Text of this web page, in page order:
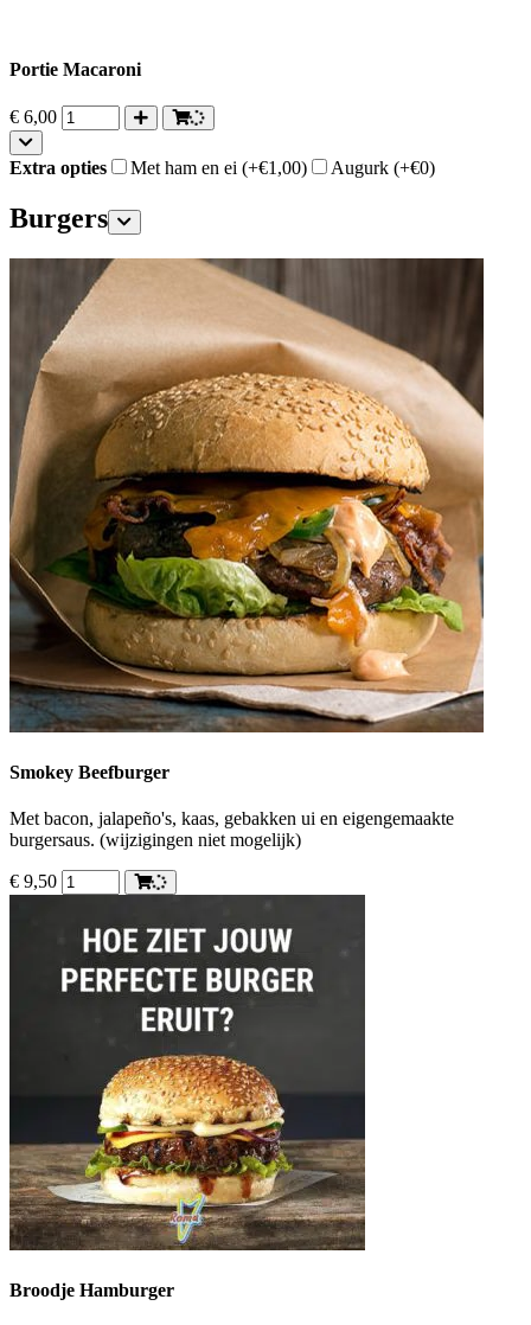
Portie Macaroni
€ 6,00
Extra opties Met ham en ei (+€1,00) Augurk (+€0)
Burgers
Smokey Beefburger
Met bacon, jalapeño's, kaas, gebakken ui en eigengemaakte
burgersaus. (wijzigingen niet mogelijk)
€ 9,50
Broodje Hamburger